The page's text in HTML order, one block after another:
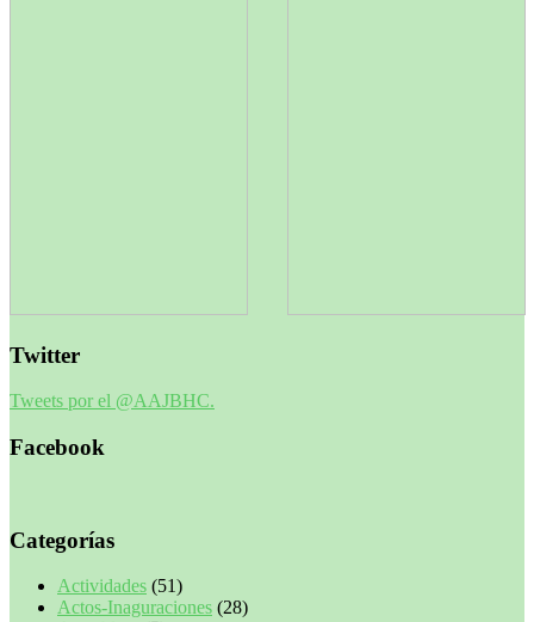
Twitter
Tweets por el @AAJBHC.
Facebook
Categorías
Actividades (51)
Actos-Inaguraciones (28)